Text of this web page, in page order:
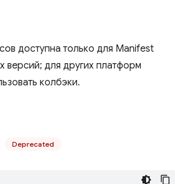
доступна только для Manifest
версий; для других платформ
колбэки.
Deprecated